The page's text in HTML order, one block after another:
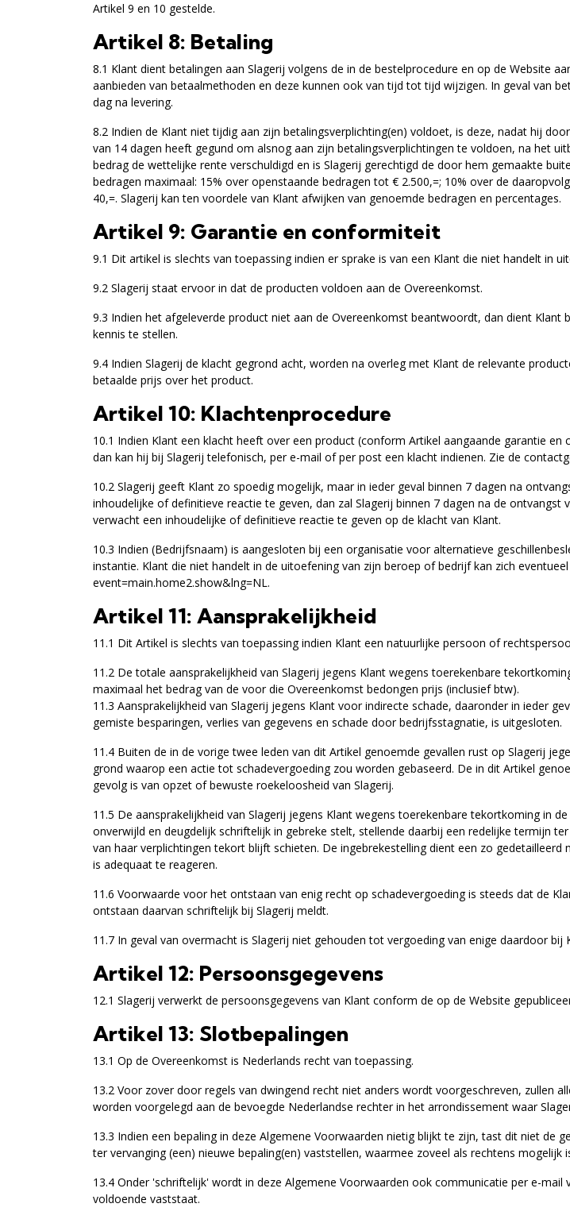
Artikel 9 en 10 gestelde.
Artikel 8: Betaling
8.1 Klant dient betalingen aan Slagerij volgens de in de bestelprocedure en op de Website
aanbieden van betaalmethoden en deze kunnen ook van tijd tot tijd wijzigen. In geval van
dag na levering.
8.2 Indien de Klant niet tijdig aan zijn betalingsverplichting(en) voldoet, is deze, nadat hij
van 14 dagen heeft gegund om alsnog aan zijn betalingsverplichtingen te voldoen, na het
bedrag de wettelijke rente verschuldigd en is Slagerij gerechtigd de door hem gemaakte
bedragen maximaal: 15% over openstaande bedragen tot € 2.500,=; 10% over de
40,=. Slagerij kan ten voordele van Klant afwijken van genoemde bedragen en percentages.
Artikel 9: Garantie en conformiteit
9.1 Dit artikel is slechts van toepassing indien er sprake is van een Klant die niet handelt in
9.2 Slagerij staat ervoor in dat de producten voldoen aan de Overeenkomst.
9.3 Indien het afgeleverde product niet aan de Overeenkomst beantwoordt, dan dient
kennis te stellen.
9.4 Indien Slagerij de klacht gegrond acht, worden na overleg met Klant de relevante
betaalde prijs over het product.
Artikel 10: Klachtenprocedure
10.1 Indien Klant een klacht heeft over een product (conform Artikel aangaande garantie
dan kan hij bij Slagerij telefonisch, per e-mail of per post een klacht indienen. Zie de
10.2 Slagerij geeft Klant zo spoedig mogelijk, maar in ieder geval binnen 7 dagen na
inhoudelijke of definitieve reactie te geven, dan zal Slagerij binnen 7 dagen na de
verwacht een inhoudelijke of definitieve reactie te geven op de klacht van Klant.
10.3 Indien (Bedrijfsnaam) is aangesloten bij een organisatie voor alternatieve
instantie. Klant die niet handelt in de uitoefening van zijn beroep of bedrijf kan zich
event=main.home2.show&lng=NL.
Artikel 11: Aansprakelijkheid
11.1 Dit Artikel is slechts van toepassing indien Klant een natuurlijke persoon of
11.2 De totale aansprakelijkheid van Slagerij jegens Klant wegens toerekenbare
maximaal het bedrag van de voor die Overeenkomst bedongen prijs (inclusief btw).
11.3 Aansprakelijkheid van Slagerij jegens Klant voor indirecte schade, daaronder in ieder
gemiste besparingen, verlies van gegevens en schade door bedrijfsstagnatie, is uitgesloten.
11.4 Buiten de in de vorige twee leden van dit Artikel genoemde gevallen rust op Slagerij
grond waarop een actie tot schadevergoeding zou worden gebaseerd. De in dit Artikel
gevolg is van opzet of bewuste roekeloosheid van Slagerij.
11.5 De aansprakelijkheid van Slagerij jegens Klant wegens toerekenbare tekortkoming in
onverwijld en deugdelijk schriftelijk in gebreke stelt, stellende daarbij een redelijke termijn
van haar verplichtingen tekort blijft schieten. De ingebrekestelling dient een zo
is adequaat te reageren.
11.6 Voorwaarde voor het ontstaan van enig recht op schadevergoeding is steeds dat de
ontstaan daarvan schriftelijk bij Slagerij meldt.
11.7 In geval van overmacht is Slagerij niet gehouden tot vergoeding van enige daardoor bij
Artikel 12: Persoonsgegevens
12.1 Slagerij verwerkt de persoonsgegevens van Klant conform de op de Website
Artikel 13: Slotbepalingen
13.1 Op de Overeenkomst is Nederlands recht van toepassing.
13.2 Voor zover door regels van dwingend recht niet anders wordt voorgeschreven, zullen
worden voorgelegd aan de bevoegde Nederlandse rechter in het arrondissement waar
13.3 Indien een bepaling in deze Algemene Voorwaarden nietig blijkt te zijn, tast dit niet de
ter vervanging (een) nieuwe bepaling(en) vaststellen, waarmee zoveel als rechtens
13.4 Onder 'schriftelijk' wordt in deze Algemene Voorwaarden ook communicatie per e-
voldoende vaststaat.